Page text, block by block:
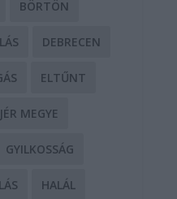
BÖRTÖN
DEBRECEN
ELTŰNT
MEGYE
GYILKOSSÁG
HALÁL